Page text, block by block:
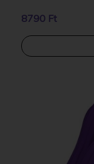
8790 Ft